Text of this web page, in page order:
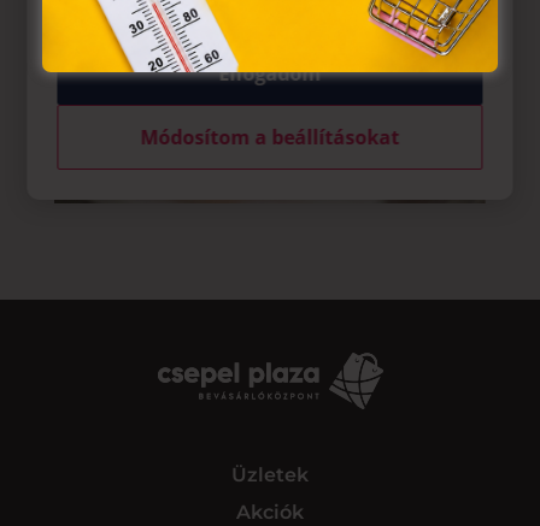
Üzletek
Akciók
Elfogadom
Módosítom a beállításokat